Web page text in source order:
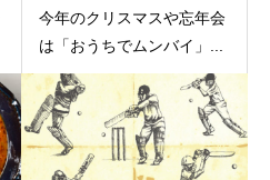
今年のクリスマスや忘年会
は「おうちでムンバイ」...